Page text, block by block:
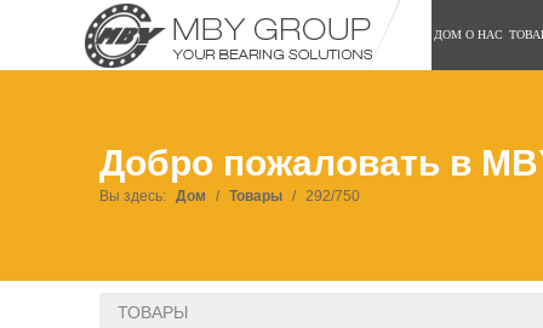
ДОМ О НАС
Добро пожаловать в
Вы здесь: Дом / Товары / 292/750
ТОВАРЫ